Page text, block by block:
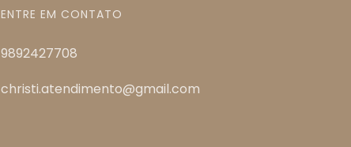
ENTRE EM CONTATO
9892427708
christi.atendimento@gmail.com